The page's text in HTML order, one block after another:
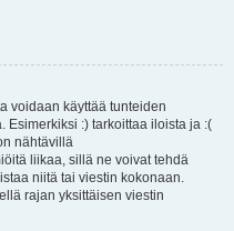
voidaan käyttää tunteiden
Esimerkiksi :) tarkoittaa iloista ja :(
nähtävillä
liikaa, sillä ne voivat tehdä
niitä tai viestin kokonaan.
rajan yksittäisen viestin